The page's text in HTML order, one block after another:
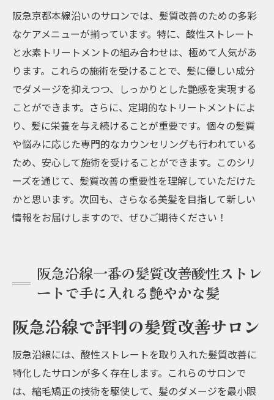
阪急京都本線沿いのサロンでは、髪質改善のための多彩
なケアメニューが揃っています。特に、酸性ストレート
と水素トリートメントの組み合わせは、極めて人気があ
ります。これらの施術を受けることで、髪に優しい成分
でダメージを抑えつつ、しっかりとした艶感を実現する
ことができます。さらに、定期的なトリートメントによ
り、髪に栄養を与え続けることが重要です。個々の髪質
や悩みに応じた専門的なカウンセリングも行われている
ため、安心して施術を受けることができます。このシリ
ーズを通じて、髪質改善の重要性を理解していただけた
かと思います。次回も、さらなる美髪を目指して新しい
情報をお届けしますので、ぜひご期待ください！
阪急沿線一番の髪質改善酸性ストレ
ートで手に入れる艶やかな髪
阪急沿線で評判の髪質改善サロン
阪急沿線には、酸性ストレートを取り入れた髪質改善に
特化したサロンが多く存在します。これらのサロンで
は、縮毛矯正の技術を駆使して、髪のダメージを最小限